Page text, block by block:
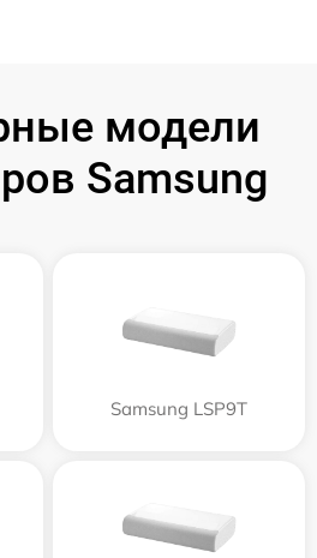
модели
Samsung
Samsung LSP9T